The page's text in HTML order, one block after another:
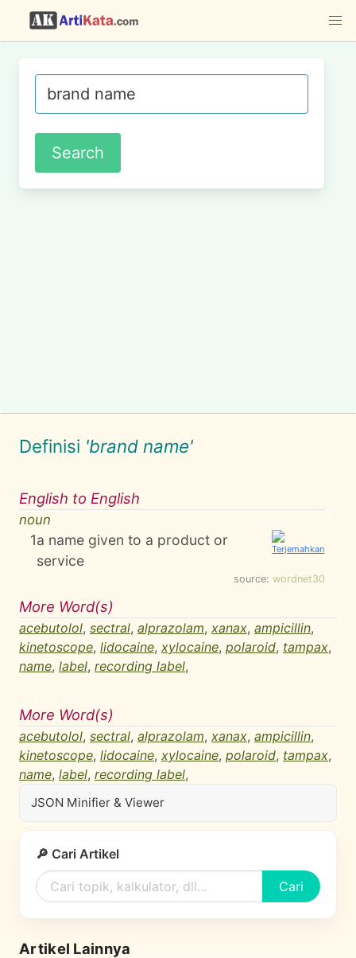
Definisi 'brand name'
English to English
noun
1a name given to a product or
service
source: wordnet30
More Word(s)
acebutolol, sectral, alprazolam, xanax, ampicillin,
kinetoscope, lidocaine, xylocaine, polaroid, tampax,
name, label, recording label,
More Word(s)
acebutolol, sectral, alprazolam, xanax, ampicillin,
kinetoscope, lidocaine, xylocaine, polaroid, tampax,
name, label, recording label,
JSON Minifier & Viewer
🔎 Cari Artikel
Cari
Artikel Lainnya